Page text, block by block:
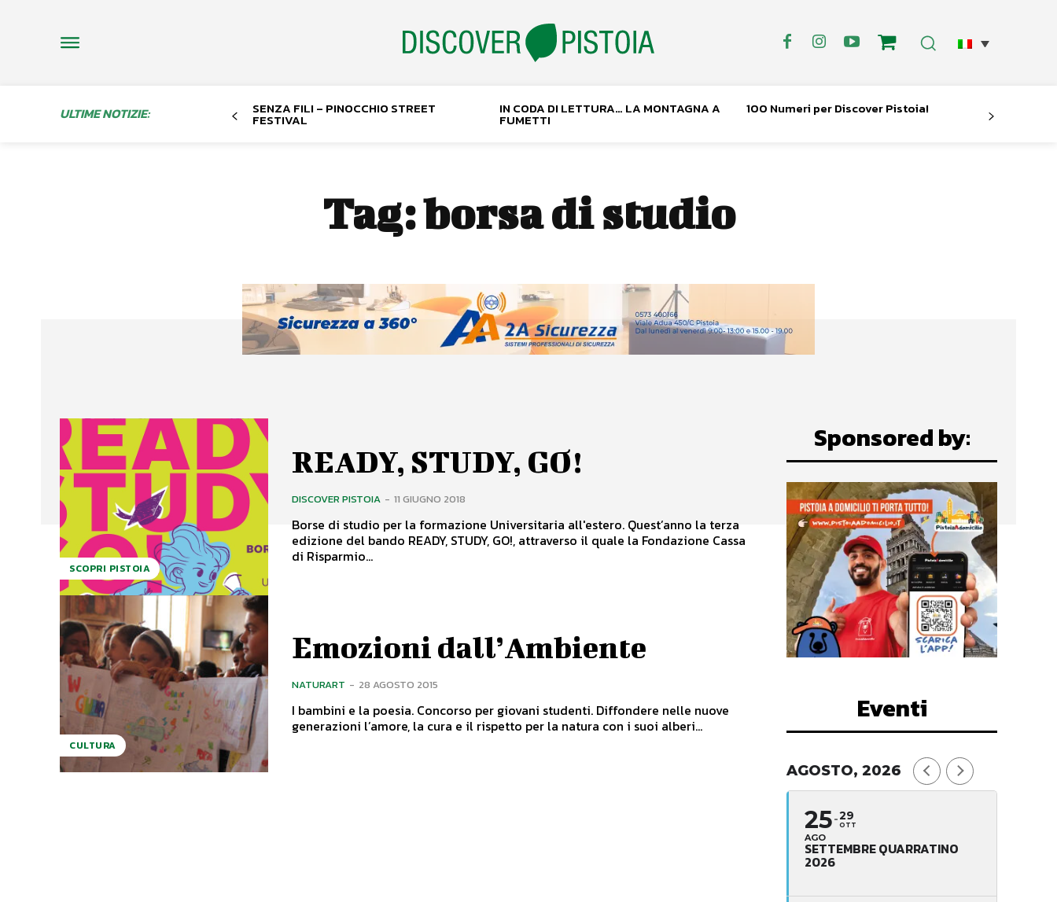
ULTIME NOTIZIE: SENZA FILI – PINOCCHIO STREET
FESTIVAL
IN CODA DI LETTURA… LA MONTAGNA A
FUMETTI
100 Numeri per Discover Pistoia!
Tag:borsa di studio
SCOPRI PISTOIA
READY, STUDY, GO!
DISCOVER PISTOIA - 11 GIUGNO 2018
Borse di studio per la formazione Universitaria all'estero. Quest’anno la terza
edizione del bando READY, STUDY, GO!, attraverso il quale la Fondazione Cassa
di Risparmio...
CULTURA
Emozioni dall’Ambiente
NATURART - 28 AGOSTO 2015
I bambini e la poesia. Concorso per giovani studenti. Diffondere nelle nuove
generazioni l’amore, la cura e il rispetto per la natura con i suoi alberi...
Sponsored by:
Eventi
AGOSTO, 2026
25
AGO
29
OTT
SETTEMBRE QUARRATINO
2026